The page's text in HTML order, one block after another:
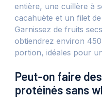
entière, une cuillère à
cacahuète et un filet
Garnissez de fruits
obtiendrez environ
portion, idéales pour
Peut-on faire
protéinés sans